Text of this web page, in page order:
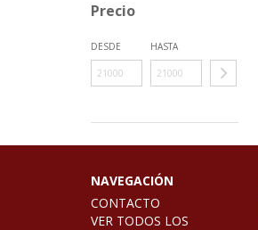
Precio
DESDE HASTA
NAVEGACIÓN
CONTACTO
VER TODOS LOS